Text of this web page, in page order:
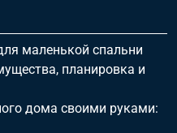
маленькой спальни
планировка и
дома своими руками: